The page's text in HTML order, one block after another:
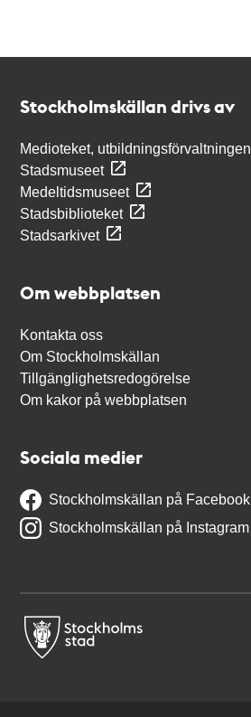
Stockholmskällan drivs av
Medioteket, utbildningsförvaltningen
Stadsmuseet
Medeltidsmuseet
Stadsbiblioteket
Stadsarkivet
Om webbplatsen
Kontakta oss
Om Stockholmskällan
Tillgänglighetsredogörelse
Om kakor på webbplatsen
Sociala medier
Stockholmskällan på Facebook
Stockholmskällan på Instagram